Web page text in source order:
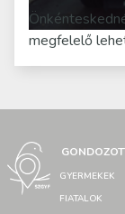
megfelelő
GYERMEKEK
FIATALOK